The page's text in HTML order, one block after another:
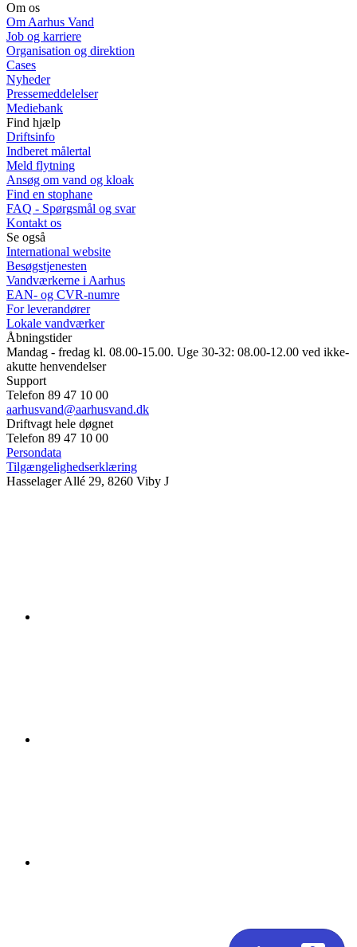
Om os
Om Aarhus Vand
Job og karriere
Organisation og direktion
Cases
Nyheder
Pressemeddelelser
Mediebank
Find hjælp
Driftsinfo
Indberet målertal
Meld flytning
Ansøg om vand og kloak
Find en stophane
FAQ - Spørgsmål og svar
Kontakt os
Se også
International website
Besøgstjenesten
Vandværkerne i Aarhus
EAN- og CVR-numre
For leverandører
Lokale vandværker
Åbningstider
Mandag - fredag kl. 08.00-15.00. Uge 30-32: 08.00-12.00 ved ikke-
akutte henvendelser
Support
Telefon 89 47 10 00
aarhusvand@aarhusvand.dk
Driftvagt hele døgnet
Telefon 89 47 10 00
Persondata
Tilgængelighedserklæring
Hasselager Allé 29, 8260 Viby J